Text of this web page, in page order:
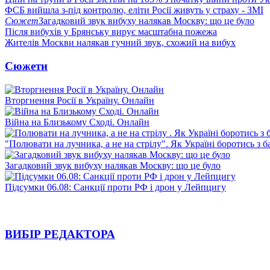
ФСБ вийшла з-під контролю, еліти Росії живуть у страху - ЗМІ
СюжетЗагадковий звук вибуху налякав Москву: що це було
Після вибухів у Брянську вирує масштабна пожежа
Жителів Москви налякав гучний звук, схожий на вибух
Сюжети
Вторгнення Росії в Україну. Онлайн
Війна на Близькому Сході. Онлайн
"Полювати на лучника, а не на стрілу". Як Україні боротись з
Загадковий звук вибуху налякав Москву: що це було
Підсумки 06.08: Санкції проти РФ і дрон у Лейпцигу
ВИБІР РЕДАКТОРА